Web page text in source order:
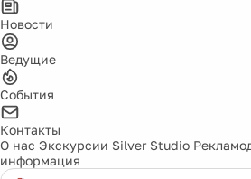
Новости
Ведущие
События
Контакты
О нас Экскурсии Silver Studio
информация